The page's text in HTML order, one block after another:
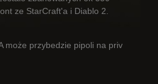
ze StarCraft'a i Diablo 2.
może przybedzie pipoli na priv